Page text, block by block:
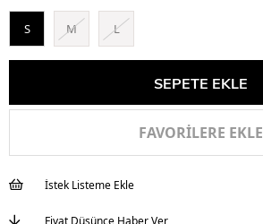
S M L
FAVORILERE EKLE
İstek Listeme Ekle